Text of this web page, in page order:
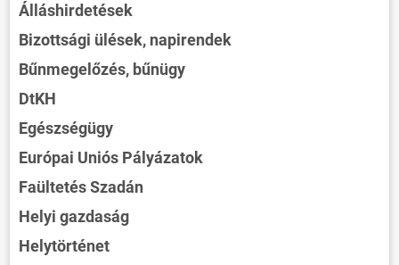
Álláshirdetések
Bizottsági ülések, napirendek
Bűnmegelőzés, bűnügy
DtKH
Egészségügy
Európai Uniós Pályázatok
Faültetés Szadán
Helyi gazdaság
Helytörténet